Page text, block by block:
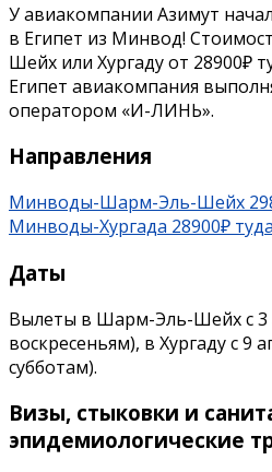
У авиакомпании Азимут
в Египет из Минвод!
Шейх или Хургаду от 28900₽
Египет авиакомпания
оператором «И-ЛИНЬ».
Направления
Минводы-Шарм-Эль-Шейх
Минводы-Хургада 28900₽
Даты
Вылеты в Шарм-Эль-Шейх с 3
воскресеньям), в Хургаду с 9
субботам).
Визы, стыковки и
эпидемиологические